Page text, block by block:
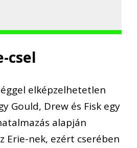
csel
elképzelhetetlen
Gould, Drew és Fisk egy
alapján
Erie-nek, ezért cserében